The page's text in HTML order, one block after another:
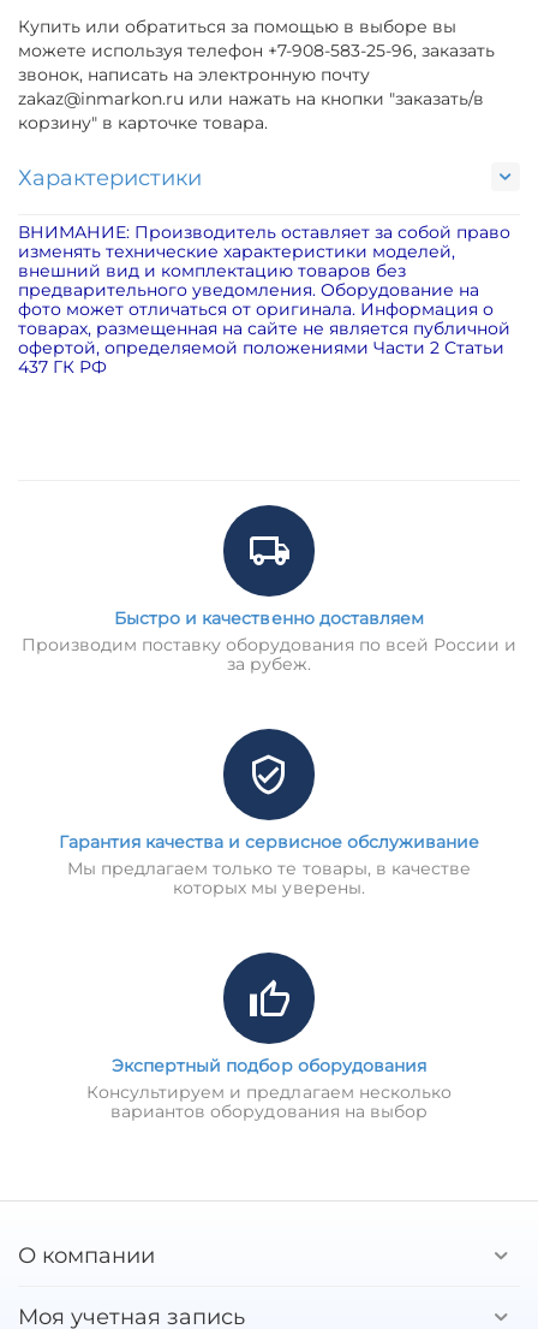
Купить или обратиться за помощью в выборе вы
можете используя телефон +7-908-583-25-96, заказать
звонок, написать на электронную почту
zakaz@inmarkon.ru или нажать на кнопки "заказать/в
корзину" в карточке товара.
Характеристики
ВНИМАНИЕ: Производитель оставляет за собой право
изменять технические характеристики моделей,
внешний вид и комплектацию товаров без
предварительного уведомления. Оборудование на
фото может отличаться от оригинала. Информация о
товарах, размещенная на сайте не является публичной
офертой, определяемой положениями Части 2 Статьи
437 ГК РФ
Быстро и качественно доставляем
Производим поставку оборудования по всей России и
за рубеж.
Гарантия качества и сервисное обслуживание
Мы предлагаем только те товары, в качестве
которых мы уверены.
Экспертный подбор оборудования
Консультируем и предлагаем несколько
вариантов оборудования на выбор
О компании
Моя учетная запись